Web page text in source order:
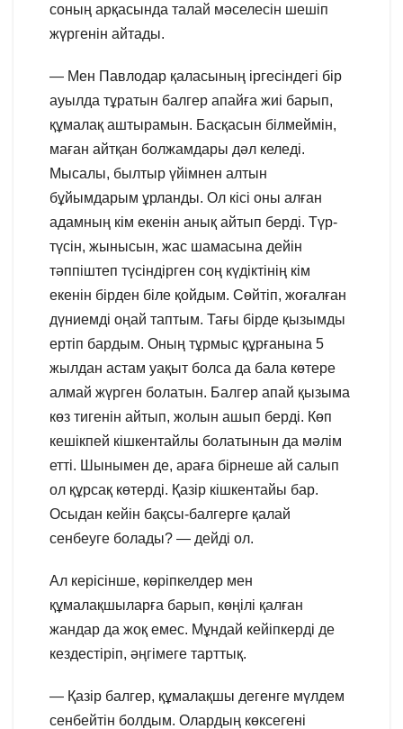
соның арқасында талай мәселесін шешіп
жүргенін айтады.
— Мен Павлодар қаласының іргесіндегі бір
ауылда тұратын балгер апайға жиі барып,
құмалақ аштырамын. Басқасын білмеймін,
маған айтқан болжамдары дәл келеді.
Мысалы, былтыр үйімнен алтын
бұйымдарым ұрланды. Ол кісі оны алған
адамның кім екенін анық айтып берді. Түр-
түсін, жынысын, жас шамасына дейін
тәппіштеп түсіндірген соң күдіктінің кім
екенін бірден біле қойдым. Сөйтіп, жоғалған
дүниемді оңай таптым. Тағы бірде қызымды
ертіп бардым. Оның тұрмыс құрғанына 5
жылдан астам уақыт болса да бала көтере
алмай жүрген болатын. Балгер апай қызыма
көз тигенін айтып, жолын ашып берді. Көп
кешікпей кішкентайлы болатынын да мәлім
етті. Шынымен де, араға бірнеше ай салып
ол құрсақ көтерді. Қазір кішкентайы бар.
Осыдан кейін бақсы-балгерге қалай
сенбеуге болады? — дейді ол.
Ал керісінше, көріпкелдер мен
құмалақшыларға барып, көңілі қалған
жандар да жоқ емес. Мұндай кейіпкерді де
кездестіріп, әңгімеге тарттық.
— Қазір балгер, құмалақшы дегенге мүлдем
сенбейтін болдым. Олардың көксегені